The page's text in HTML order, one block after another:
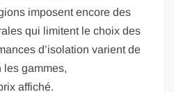
imposent encore des
qui limitent le choix des
d’isolation varient de
les gammes,
affiché.